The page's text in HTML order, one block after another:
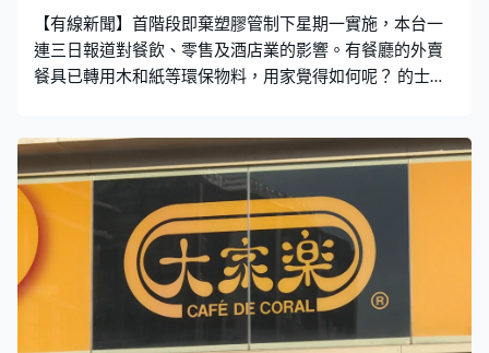
已給予業界六個月適應期容許商戶處理累積的
【有線新聞】首階段即棄塑膠管制下星期一實施，本台一
連三日報道對餐飲、零售及酒店業的影響。有餐廳的外賣
餐具已轉用木和紙等環保物料，用家覺得如何呢？ 的士司
達哥駕的士來到利東街買外賣。達哥：「蔥油豬扒飯，不
錯不錯。」首階段即棄塑膠管制下星期一實施，這間餐廳
早已停用塑膠餐具，買外賣要環保餐具，一套就要多付兩
元。找到位泊車，可以開餐。飲品、飲管、餐具已經轉用
紙和木，飯盒和膠蓋未有替代品就可以繼續用膠物料。達
哥：「切豬扒，很大塊，要有心機才切到，要重新學習切
食物的藝術。不斷鋸、不斷鋸，仍未鋸斷，看著我鋸了很
久。其實這把不是刀，像是雪條棍，倒不如用牙咬。叉很